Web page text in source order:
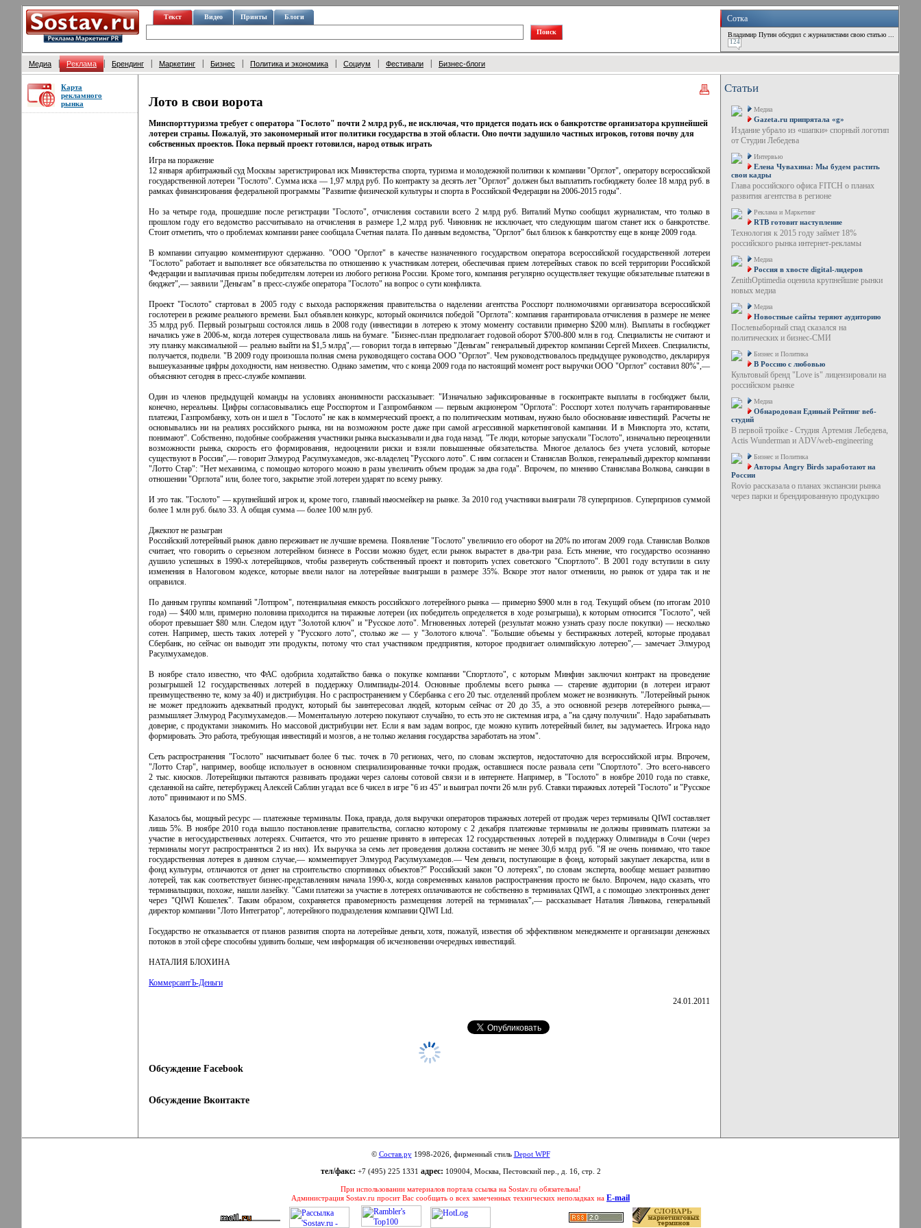
Текст Видео Принты Блоги Сотка
Владимир Путин обсудил с журналистами свою статью ...
124
Медиа Реклама Брендинг Маркетинг Бизнес Политика и экономика Социум Фестивали Бизнес-блоги
Карта
рекламного
рынка
Лото в свои ворота
Минспорттуризма требует с оператора "Гослото" почти 2 млрд руб., не исключая, что придется подать иск о банкротстве организатора крупнейшей
лотереи страны. Пожалуй, это закономерный итог политики государства в этой области. Оно почти задушило частных игроков, готовя почву для
собственных проектов. Пока первый проект готовился, народ отвык играть
Игра на поражение
12 января арбитражный суд Москвы зарегистрировал иск Министерства спорта, туризма и молодежной политики к компании "Орглот", оператору всероссийской
государственной лотереи "Гослото". Сумма иска — 1,97 млрд руб. По контракту за десять лет "Орглот" должен был выплатить госбюджету более 18 млрд руб. в
рамках финансирования федеральной программы "Развитие физической культуры и спорта в Российской Федерации на 2006-2015 годы".
Но за четыре года, прошедшие после регистрации "Гослото", отчисления составили всего 2 млрд руб. Виталий Мутко сообщил журналистам, что только в
прошлом году его ведомство рассчитывало на отчисления в размере 1,2 млрд руб. Чиновник не исключает, что следующим шагом станет иск о банкротстве.
Стоит отметить, что о проблемах компании ранее сообщала Счетная палата. По данным ведомства, "Орглот" был близок к банкротству еще в конце 2009 года.
В компании ситуацию комментируют сдержанно. "ООО "Орглот" в качестве назначенного государством оператора всероссийской государственной лотереи
"Гослото" работает и выполняет все обязательства по отношению к участникам лотереи, обеспечивая прием лотерейных ставок по всей территории Российской
Федерации и выплачивая призы победителям лотереи из любого региона России. Кроме того, компания регулярно осуществляет текущие обязательные платежи в
бюджет",— заявили "Деньгам" в пресс-службе оператора "Гослото" на вопрос о сути конфликта.
Проект "Гослото" стартовал в 2005 году с выхода распоряжения правительства о наделении агентства Росспорт полномочиями организатора всероссийской
гослотереи в режиме реального времени. Был объявлен конкурс, который окончился победой "Орглота": компания гарантировала отчисления в размере не менее
35 млрд руб. Первый розыгрыш состоялся лишь в 2008 году (инвестиции в лотерею к этому моменту составили примерно $200 млн). Выплаты в госбюджет
начались уже в 2006-м, когда лотерея существовала лишь на бумаге. "Бизнес-план предполагает годовой оборот $700-800 млн в год. Специалисты не считают и
эту планку максимальной — реально выйти на $1,5 млрд",— говорил тогда в интервью "Деньгам" генеральный директор компании Сергей Михеев. Специалисты,
получается, подвели. "В 2009 году произошла полная смена руководящего состава ООО "Орглот". Чем руководствовалось предыдущее руководство, декларируя
вышеуказанные цифры доходности, нам неизвестно. Однако заметим, что с конца 2009 года по настоящий момент рост выручки ООО "Орглот" составил 80%",—
объясняют сегодня в пресс-службе компании.
Один из членов предыдущей команды на условиях анонимности рассказывает: "Изначально зафиксированные в госконтракте выплаты в госбюджет были,
конечно, нереальны. Цифры согласовывались еще Росспортом и Газпромбанком — первым акционером "Орглота": Росспорт хотел получать гарантированные
платежи, Газпромбанку, хоть он и шел в "Гослото" не как в коммерческий проект, а по политическим мотивам, нужно было обоснование инвестиций. Расчеты не
основывались ни на реалиях российского рынка, ни на возможном росте даже при самой агрессивной маркетинговой кампании. И в Минспорта это, кстати,
понимают". Собственно, подобные соображения участники рынка высказывали и два года назад. "Те люди, которые запускали "Гослото", изначально переоценили
возможности рынка, скорость его формирования, недооценили риски и взяли повышенные обязательства. Многое делалось без учета условий, которые
существуют в России",— говорит Элмурод Расулмухамедов, экс-владелец "Русского лото". С ним согласен и Станислав Волков, генеральный директор компании
"Лотто Стар": "Нет механизма, с помощью которого можно в разы увеличить объем продаж за два года". Впрочем, по мнению Станислава Волкова, санкции в
отношении "Орглота" или, более того, закрытие этой лотереи ударят по всему рынку.
И это так. "Гослото" — крупнейший игрок и, кроме того, главный ньюсмейкер на рынке. За 2010 год участники выиграли 78 суперпризов. Суперпризов суммой
более 1 млн руб. было 33. А общая сумма — более 100 млн руб.
Джекпот не разыгран
Российский лотерейный рынок давно переживает не лучшие времена. Появление "Гослото" увеличило его оборот на 20% по итогам 2009 года. Станислав Волков
считает, что говорить о серьезном лотерейном бизнесе в России можно будет, если рынок вырастет в два-три раза. Есть мнение, что государство осознанно
душило успешных в 1990-х лотерейщиков, чтобы развернуть собственный проект и повторить успех советского "Спортлото". В 2001 году вступили в силу
изменения в Налоговом кодексе, которые ввели налог на лотерейные выигрыши в размере 35%. Вскоре этот налог отменили, но рынок от удара так и не
оправился.
По данным группы компаний "Лотпром", потенциальная емкость российского лотерейного рынка — примерно $900 млн в год. Текущий объем (по итогам 2010
года) — $400 млн, примерно половина приходится на тиражные лотереи (их победитель определяется в ходе розыгрыша), к которым относится "Гослото", чей
оборот превышает $80 млн. Следом идут "Золотой ключ" и "Русское лото". Мгновенных лотерей (результат можно узнать сразу после покупки) — несколько
сотен. Например, шесть таких лотерей у "Русского лото", столько же — у "Золотого ключа". "Большие объемы у бестиражных лотерей, которые продавал
Сбербанк, но сейчас он выводит эти продукты, потому что стал участником предприятия, которое продвигает олимпийскую лотерею",— замечает Элмурод
Расулмухамедов.
В ноябре стало известно, что ФАС одобрила ходатайство банка о покупке компании "Спортлото", с которым Минфин заключил контракт на проведение
розыгрышей 12 государственных лотерей в поддержку Олимпиады-2014. Основные проблемы всего рынка — старение аудитории (в лотереи играют
преимущественно те, кому за 40) и дистрибуция. Но с распространением у Сбербанка с его 20 тыс. отделений проблем может не возникнуть. "Лотерейный рынок
не может предложить адекватный продукт, который бы заинтересовал людей, которым сейчас от 20 до 35, а это основной резерв лотерейного рынка,—
размышляет Элмурод Расулмухамедов.— Моментальную лотерею покупают случайно, то есть это не системная игра, а "на сдачу получили". Надо зарабатывать
доверие, с продуктами знакомить. Но массовой дистрибуции нет. Если я вам задам вопрос, где можно купить лотерейный билет, вы задумаетесь. Игрока надо
формировать. Это работа, требующая инвестиций и мозгов, а не только желания государства заработать на этом".
Сеть распространения "Гослото" насчитывает более 6 тыс. точек в 70 регионах, чего, по словам экспертов, недостаточно для всероссийской игры. Впрочем,
"Лотто Стар", например, вообще использует в основном специализированные точки продаж, оставшиеся после развала сети "Спортлото". Это всего-навсего
2 тыс. киосков. Лотерейщики пытаются развивать продажи через салоны сотовой связи и в интернете. Например, в "Гослото" в ноябре 2010 года по ставке,
сделанной на сайте, петербуржец Алексей Саблин угадал все 6 чисел в игре "6 из 45" и выиграл почти 26 млн руб. Ставки тиражных лотерей "Гослото" и "Русское
лото" принимают и по SMS.
Казалось бы, мощный ресурс — платежные терминалы. Пока, правда, доля выручки операторов тиражных лотерей от продаж через терминалы QIWI составляет
лишь 5%. В ноябре 2010 года вышло постановление правительства, согласно которому с 2 декабря платежные терминалы не должны принимать платежи за
участие в негосударственных лотереях. Считается, что это решение принято в интересах 12 государственных лотерей в поддержку Олимпиады в Сочи (через
терминалы могут распространяться 2 из них). Их выручка за семь лет проведения должна составить не менее 30,6 млрд руб. "Я не очень понимаю, что такое
государственная лотерея в данном случае,— комментирует Элмурод Расулмухамедов.— Чем деньги, поступающие в фонд, который закупает лекарства, или в
фонд культуры, отличаются от денег на строительство спортивных объектов?" Российский закон "О лотереях", по словам эксперта, вообще мешает развитию
лотерей, так как соответствует бизнес-представлениям начала 1990-х, когда современных каналов распространения просто не было. Впрочем, надо сказать, что
терминальщики, похоже, нашли лазейку. "Сами платежи за участие в лотереях оплачиваются не собственно в терминалах QIWI, а с помощью электронных денег
через "QIWI Кошелек". Таким образом, сохраняется правомерность размещения лотерей на терминалах",— рассказывает Наталия Линькова, генеральный
директор компании "Лото Интегратор", лотерейного подразделения компании QIWI Ltd.
Государство не отказывается от планов развития спорта на лотерейные деньги, хотя, пожалуй, известия об эффективном менеджменте и организации денежных
потоков в этой сфере способны удивить больше, чем информация об исчезновении очередных инвестиций.
НАТАЛИЯ БЛОХИНА
КоммерсантЪ-Деньги
24.01.2011
Обсуждение Facebook
Обсуждение Вконтакте
Статьи
Медиа
Gazeta.ru припрятала «g»
Издание убрало из «шапки» спорный логотип
от Студии Лебедева
Интервью
Елена Чувахина: Мы будем растить
свои кадры
Глава российского офиса FITCH о планах
развития агентства в регионе
Реклама и Маркетинг
RTB готовит наступление
Технология к 2015 году займет 18%
российского рынка интернет-рекламы
Медиа
Россия в хвосте digital-лидеров
ZenithOptimedia оценила крупнейшие рынки
новых медиа
Медиа
Новостные сайты теряют аудиторию
Послевыборный спад сказался на
политических и бизнес-СМИ
Бизнес и Политика
В Россию с любовью
Культовый бренд "Love is" лицензировали на
российском рынке
Медиа
Обнародован Единый Рейтинг веб-
студий
В первой тройке - Студия Артемия Лебедева,
Actis Wunderman и ADV/web-engineering
Бизнес и Политика
Авторы Angry Birds заработают на
России
Rovio рассказала о планах экспансии рынка
через парки и брендированную продукцию
© Состав.ру1998-2026, фирменный стиль Depot WPF
тел/факс: +7 (495) 225 1331 адрес: 109004, Москва, Пестовский пер., д. 16, стр. 2
При использовании материалов портала ссылка на Sostav.ru обязательна!
Администрация Sostav.ru просит Вас сообщать о всех замеченных технических неполадках на E-mail